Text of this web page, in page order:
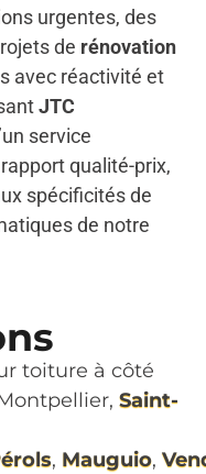
urgentes, des
de rénovation
avec réactivité et
JTC
service
qualité-prix,
spécificités de
de notre
toiture à côté
Saint-
, Mauguio,